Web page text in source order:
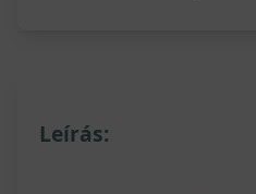
Leírás: